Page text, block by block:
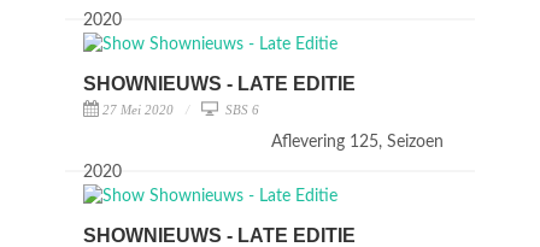
2020
SHOWNIEUWS - LATE EDITIE
27 Mei 2020 SBS 6
Aflevering 125, Seizoen
2020
SHOWNIEUWS - LATE EDITIE